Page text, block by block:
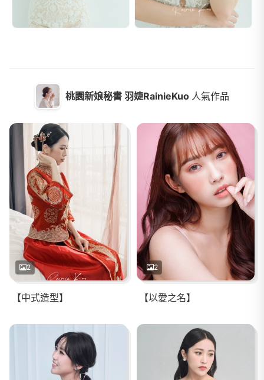
桃園新娘秘書 羽婕RainieKuo 人氣作品
2
【中式造型】
2
【以愛之名】